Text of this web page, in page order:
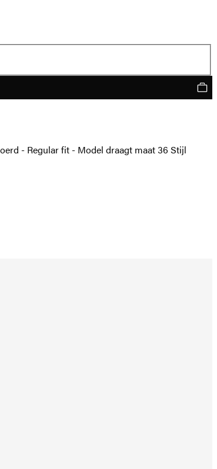
- Regular fit - Model draagt maat 36 Stijl